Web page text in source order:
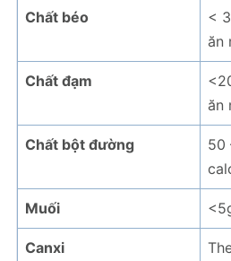
Chất béo
<
ăn
Chất đạm
ăn
Chất bột đường
50
Muối
Canxi